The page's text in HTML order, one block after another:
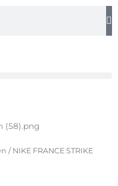
/ NIKE FRANCE STRIKE